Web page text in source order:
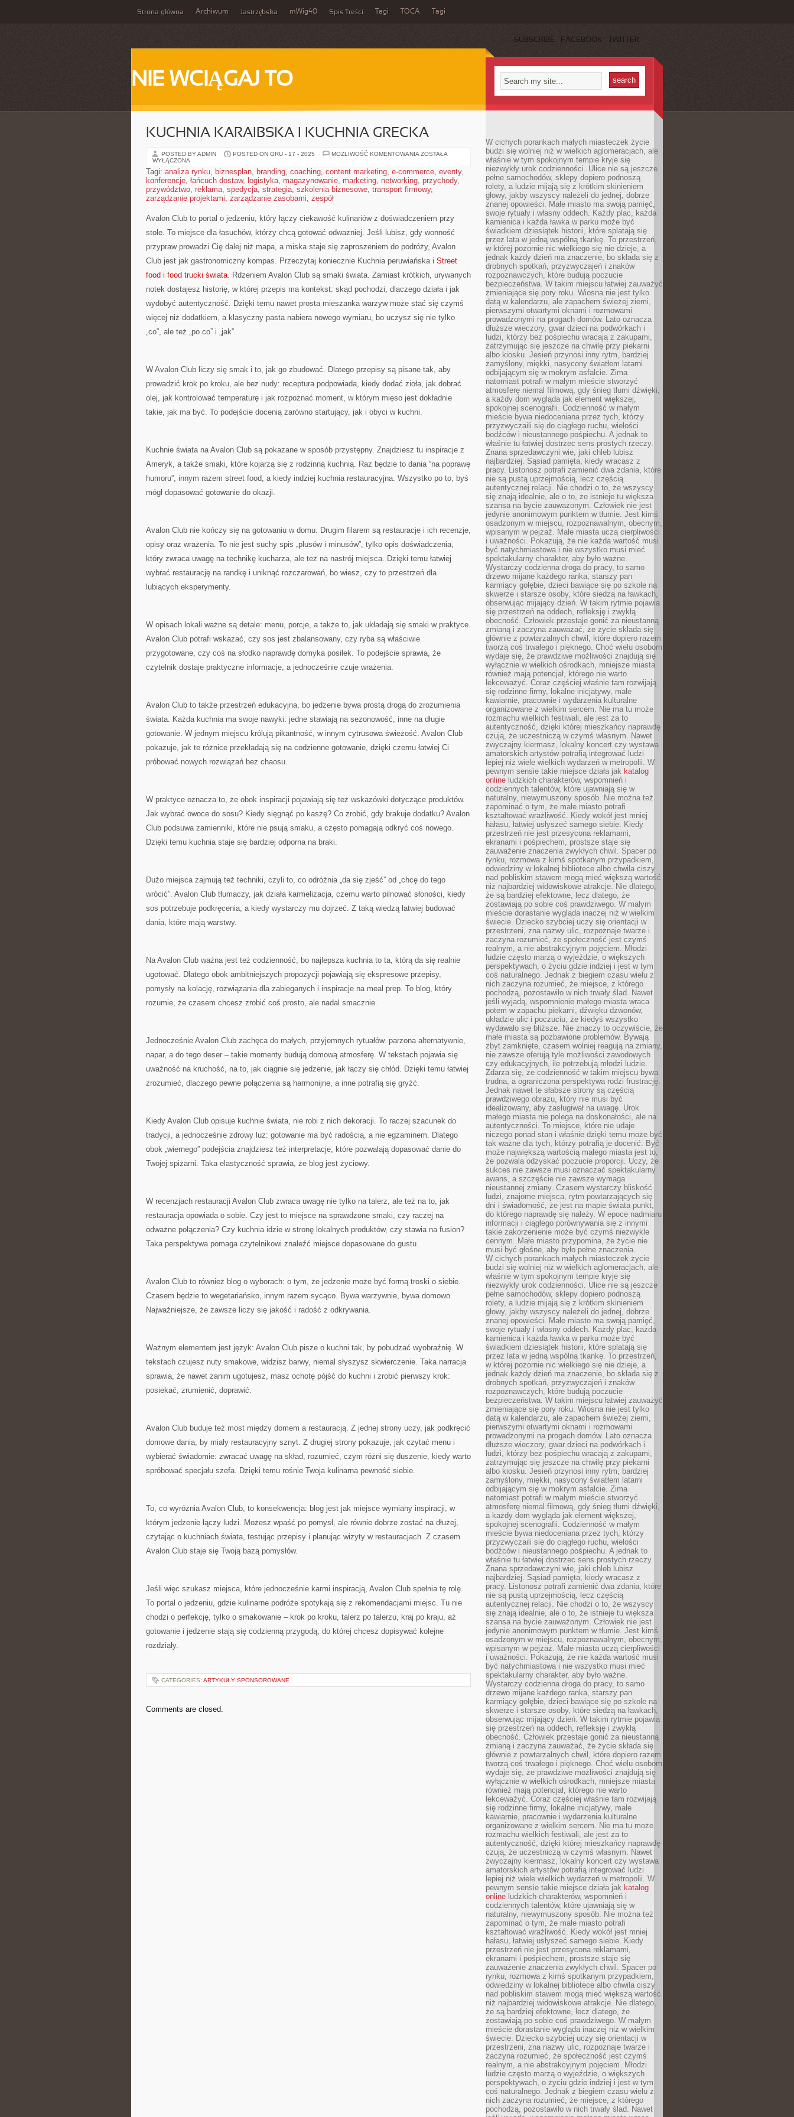
Strona główna Archiwum Jastrzębska mWig40 Spis Treści Tagi TOCA Tagi
SUBSCRIBE FACEBOOK TWITTER
NIE WCIĄGAJ TO
KUCHNIA KARAIBSKA I KUCHNIA GRECKA
POSTED BY ADMIN POSTED ON GRU - 17 - 2025 MOŻLIWOŚĆ KOMENTOWANIA KUCHNIA
KUCHNIA
GRECKA
ZOSTAŁA
WYŁĄCZONA
Tagi: analiza rynku, biznesplan, branding, coaching, content marketing, e-commerce, eventy,
konferencje, łańcuch dostaw, logistyka, magazynowanie, marketing, networking, przychody,
przywództwo, reklama, spedycja, strategia, szkolenia biznesowe, transport firmowy,
zarządzanie projektami, zarządzanie zasobami, zespół
Avalon Club to portal o jedzeniu, który łączy ciekawość kulinariów z doświadczeniem przy
stole. To miejsce dla łasuchów, którzy chcą gotować odważniej. Jeśli lubisz, gdy wonność
przypraw prowadzi Cię dalej niż mapa, a miska staje się zaproszeniem do podróży, Avalon
Club jest jak gastronomiczny kompas. Przeczytaj koniecznie Kuchnia peruwiańska i Street
food i food trucki świata. Rdzeniem Avalon Club są smaki świata. Zamiast krótkich, urywanych
notek dostajesz historię, w której przepis ma kontekst: skąd pochodzi, dlaczego działa i jak
wydobyć autentyczność. Dzięki temu nawet prosta mieszanka warzyw może stać się czymś
więcej niż dodatkiem, a klasyczny pasta nabiera nowego wymiaru, bo uczysz się nie tylko
„co”, ale też „po co” i „jak”.
W Avalon Club liczy się smak i to, jak go zbudować. Dlatego przepisy są pisane tak, aby
prowadzić krok po kroku, ale bez nudy: receptura podpowiada, kiedy dodać zioła, jak dobrać
olej, jak kontrolować temperaturę i jak rozpoznać moment, w którym mięso jest dokładnie
takie, jak ma być. To podejście docenią zarówno startujący, jak i obyci w kuchni.
Kuchnie świata na Avalon Club są pokazane w sposób przystępny. Znajdziesz tu inspiracje z
Ameryk, a także smaki, które kojarzą się z rodzinną kuchnią. Raz będzie to dania “na poprawę
humoru”, innym razem street food, a kiedy indziej kuchnia restauracyjna. Wszystko po to, byś
mógł dopasować gotowanie do okazji.
Avalon Club nie kończy się na gotowaniu w domu. Drugim filarem są restauracje i ich recenzje,
opisy oraz wrażenia. To nie jest suchy spis „plusów i minusów”, tylko opis doświadczenia,
który zwraca uwagę na technikę kucharza, ale też na nastrój miejsca. Dzięki temu łatwiej
wybrać restaurację na randkę i uniknąć rozczarowań, bo wiesz, czy to przestrzeń dla
lubiących eksperymenty.
W opisach lokali ważne są detale: menu, porcje, a także to, jak układają się smaki w praktyce.
Avalon Club potrafi wskazać, czy sos jest zbalansowany, czy ryba są właściwie
przygotowane, czy coś na słodko naprawdę domyka posiłek. To podejście sprawia, że
czytelnik dostaje praktyczne informacje, a jednocześnie czuje wrażenia.
Avalon Club to także przestrzeń edukacyjna, bo jedzenie bywa prostą drogą do zrozumienia
świata. Każda kuchnia ma swoje nawyki: jedne stawiają na sezonowość, inne na długie
gotowanie. W jednym miejscu królują pikantność, w innym cytrusowa świeżość. Avalon Club
pokazuje, jak te różnice przekładają się na codzienne gotowanie, dzięki czemu łatwiej Ci
próbować nowych rozwiązań bez chaosu.
W praktyce oznacza to, że obok inspiracji pojawiają się też wskazówki dotyczące produktów.
Jak wybrać owoce do sosu? Kiedy sięgnąć po kaszę? Co zrobić, gdy brakuje dodatku? Avalon
Club podsuwa zamienniki, które nie psują smaku, a często pomagają odkryć coś nowego.
Dzięki temu kuchnia staje się bardziej odporna na braki.
Dużo miejsca zajmują też techniki, czyli to, co odróżnia „da się zjeść” od „chcę do tego
wrócić”. Avalon Club tłumaczy, jak działa karmelizacja, czemu warto pilnować słoności, kiedy
sos potrzebuje podkręcenia, a kiedy wystarczy mu dojrzeć. Z taką wiedzą łatwiej budować
dania, które mają warstwy.
Na Avalon Club ważna jest też codzienność, bo najlepsza kuchnia to ta, którą da się realnie
ugotować. Dlatego obok ambitniejszych propozycji pojawiają się ekspresowe przepisy,
pomysły na kolację, rozwiązania dla zabieganych i inspiracje na meal prep. To blog, który
rozumie, że czasem chcesz zrobić coś prosto, ale nadal smacznie.
Jednocześnie Avalon Club zachęca do małych, przyjemnych rytuałów. parzona alternatywnie,
napar, a do tego deser – takie momenty budują domową atmosferę. W tekstach pojawia się
uważność na kruchość, na to, jak ciągnie się jedzenie, jak łączy się chłód. Dzięki temu łatwiej
zrozumieć, dlaczego pewne połączenia są harmonijne, a inne potrafią się gryźć.
Kiedy Avalon Club opisuje kuchnie świata, nie robi z nich dekoracji. To raczej szacunek do
tradycji, a jednocześnie zdrowy luz: gotowanie ma być radością, a nie egzaminem. Dlatego
obok „wiernego” podejścia znajdziesz też interpretacje, które pozwalają dopasować danie do
Twojej spiżarni. Taka elastyczność sprawia, że blog jest życiowy.
W recenzjach restauracji Avalon Club zwraca uwagę nie tylko na talerz, ale też na to, jak
restauracja opowiada o sobie. Czy jest to miejsce na sprawdzone smaki, czy raczej na
odważne połączenia? Czy kuchnia idzie w stronę lokalnych produktów, czy stawia na fusion?
Taka perspektywa pomaga czytelnikowi znaleźć miejsce dopasowane do gustu.
Avalon Club to również blog o wyborach: o tym, że jedzenie może być formą troski o siebie.
Czasem będzie to wegetariańsko, innym razem sycąco. Bywa warzywnie, bywa domowo.
Najważniejsze, że zawsze liczy się jakość i radość z odkrywania.
Ważnym elementem jest język: Avalon Club pisze o kuchni tak, by pobudzać wyobraźnię. W
tekstach czujesz nuty smakowe, widzisz barwy, niemal słyszysz skwierczenie. Taka narracja
sprawia, że nawet zanim ugotujesz, masz ochotę pójść do kuchni i zrobić pierwszy krok:
posiekać, zrumienić, doprawić.
Avalon Club buduje też most między domem a restauracją. Z jednej strony uczy, jak podkręcić
domowe dania, by miały restauracyjny sznyt. Z drugiej strony pokazuje, jak czytać menu i
wybierać świadomie: zwracać uwagę na skład, rozumieć, czym różni się duszenie, kiedy warto
spróbować specjału szefa. Dzięki temu rośnie Twoja kulinarna pewność siebie.
To, co wyróżnia Avalon Club, to konsekwencja: blog jest jak miejsce wymiany inspiracji, w
którym jedzenie łączy ludzi. Możesz wpaść po pomysł, ale równie dobrze zostać na dłużej,
czytając o kuchniach świata, testując przepisy i planując wizyty w restauracjach. Z czasem
Avalon Club staje się Twoją bazą pomysłów.
Jeśli więc szukasz miejsca, które jednocześnie karmi inspiracją, Avalon Club spełnia tę rolę.
To portal o jedzeniu, gdzie kulinarne podróże spotykają się z rekomendacjami miejsc. Tu nie
chodzi o perfekcję, tylko o smakowanie – krok po kroku, talerz po talerzu, kraj po kraju, aż
gotowanie i jedzenie stają się codzienną przygodą, do której chcesz dopisywać kolejne
rozdziały.
CATEGORIES: ARTYKUŁY SPONSOROWANE
Comments are closed.
W cichych porankach małych miasteczek życie
budzi się wolniej niż w wielkich aglomeracjach, ale
właśnie w tym spokojnym tempie kryje się
niezwykły urok codzienności. Ulice nie są jeszcze
pełne samochodów, sklepy dopiero podnoszą
rolety, a ludzie mijają się z krótkim skinieniem
głowy, jakby wszyscy należeli do jednej, dobrze
znanej opowieści. Małe miasto ma swoją pamięć,
swoje rytuały i własny oddech. Każdy plac, każda
kamienica i każda ławka w parku może być
świadkiem dziesiątek historii, które splatają się
przez lata w jedną wspólną tkankę. To przestrzeń,
w której pozornie nic wielkiego się nie dzieje, a
jednak każdy dzień ma znaczenie, bo składa się z
drobnych spotkań, przyzwyczajeń i znaków
rozpoznawczych, które budują poczucie
bezpieczeństwa. W takim miejscu łatwiej zauważyć
zmieniające się pory roku. Wiosna nie jest tylko
datą w kalendarzu, ale zapachem świeżej ziemi,
pierwszymi otwartymi oknami i rozmowami
prowadzonymi na progach domów. Lato oznacza
dłuższe wieczory, gwar dzieci na podwórkach i
ludzi, którzy bez pośpiechu wracają z zakupami,
zatrzymując się jeszcze na chwilę przy piekarni
albo kiosku. Jesień przynosi inny rytm, bardziej
zamyślony, miękki, nasycony światłem latarni
odbijającym się w mokrym asfalcie. Zima
natomiast potrafi w małym mieście stworzyć
atmosferę niemal filmową, gdy śnieg tłumi dźwięki,
a każdy dom wygląda jak element większej,
spokojnej scenografii. Codzienność w małym
mieście bywa niedoceniana przez tych, którzy
przyzwyczaili się do ciągłego ruchu, wielości
bodźców i nieustannego pośpiechu. A jednak to
właśnie tu łatwiej dostrzec sens prostych rzeczy.
Znana sprzedawczyni wie, jaki chleb lubisz
najbardziej. Sąsiad pamięta, kiedy wracasz z
pracy. Listonosz potrafi zamienić dwa zdania, które
nie są pustą uprzejmością, lecz częścią
autentycznej relacji. Nie chodzi o to, że wszyscy
się znają idealnie, ale o to, że istnieje tu większa
szansa na bycie zauważonym. Człowiek nie jest
jedynie anonimowym punktem w tłumie. Jest kimś
osadzonym w miejscu, rozpoznawalnym, obecnym,
wpisanym w pejzaż. Małe miasta uczą cierpliwości
i uważności. Pokazują, że nie każda wartość musi
być natychmiastowa i nie wszystko musi mieć
spektakularny charakter, aby było ważne.
Wystarczy codzienna droga do pracy, to samo
drzewo mijane każdego ranka, starszy pan
karmiący gołębie, dzieci bawiące się po szkole na
skwerze i starsze osoby, które siedzą na ławkach,
obserwując mijający dzień. W takim rytmie pojawia
się przestrzeń na oddech, refleksję i zwykłą
obecność. Człowiek przestaje gonić za nieustanną
zmianą i zaczyna zauważać, że życie składa się
głównie z powtarzalnych chwil, które dopiero razem
tworzą coś trwałego i pięknego. Choć wielu osobom
wydaje się, że prawdziwe możliwości znajdują się
wyłącznie w wielkich ośrodkach, mniejsze miasta
również mają potencjał, którego nie warto
lekceważyć. Coraz częściej właśnie tam rozwijają
się rodzinne firmy, lokalne inicjatywy, małe
kawiarnie, pracownie i wydarzenia kulturalne
organizowane z wielkim sercem. Nie ma tu może
rozmachu wielkich festiwali, ale jest za to
autentyczność, dzięki której mieszkańcy naprawdę
czują, że uczestniczą w czymś własnym. Nawet
zwyczajny kiermasz, lokalny koncert czy wystawa
amatorskich artystów potrafią integrować ludzi
lepiej niż wiele wielkich wydarzeń w metropolii. W
pewnym sensie takie miejsce działa jak katalog
online ludzkich charakterów, wspomnień i
codziennych talentów, które ujawniają się w
naturalny, niewymuszony sposób. Nie można też
zapominać o tym, że małe miasto potrafi
kształtować wrażliwość. Kiedy wokół jest mniej
hałasu, łatwiej usłyszeć samego siebie. Kiedy
przestrzeń nie jest przesycona reklamami,
ekranami i pośpiechem, prostsze staje się
zauważenie znaczenia zwykłych chwil. Spacer po
rynku, rozmowa z kimś spotkanym przypadkiem,
odwiedziny w lokalnej bibliotece albo chwila ciszy
nad pobliskim stawem mogą mieć większą wartość
niż najbardziej widowiskowe atrakcje. Nie dlatego,
że są bardziej efektowne, lecz dlatego, że
zostawiają po sobie coś prawdziwego. W małym
mieście dorastanie wygląda inaczej niż w wielkim
świecie. Dziecko szybciej uczy się orientacji w
przestrzeni, zna nazwy ulic, rozpoznaje twarze i
zaczyna rozumieć, że społeczność jest czymś
realnym, a nie abstrakcyjnym pojęciem. Młodzi
ludzie często marzą o wyjeździe, o większych
perspektywach, o życiu gdzie indziej i jest w tym
coś naturalnego. Jednak z biegiem czasu wielu z
nich zaczyna rozumieć, że miejsce, z którego
pochodzą, pozostawiło w nich trwały ślad. Nawet
jeśli wyjadą, wspomnienie małego miasta wraca
potem w zapachu piekarni, dźwięku dzwonów,
układzie ulic i poczuciu, że kiedyś wszystko
wydawało się bliższe. Nie znaczy to oczywiście, że
małe miasta są pozbawione problemów. Bywają
zbyt zamknięte, czasem wolniej reagują na zmiany,
nie zawsze oferują tyle możliwości zawodowych
czy edukacyjnych, ile potrzebują młodzi ludzie.
Zdarza się, że codzienność w takim miejscu bywa
trudna, a ograniczona perspektywa rodzi frustrację.
Jednak nawet te słabsze strony są częścią
prawdziwego obrazu, który nie musi być
idealizowany, aby zasługiwał na uwagę. Urok
małego miasta nie polega na doskonałości, ale na
autentyczności. To miejsce, które nie udaje
niczego ponad stan i właśnie dzięki temu może być
tak ważne dla tych, którzy potrafią je docenić. Być
może największą wartością małego miasta jest to,
że pozwala odzyskać poczucie proporcji. Uczy, że
sukces nie zawsze musi oznaczać spektakularny
awans, a szczęście nie zawsze wymaga
nieustannej zmiany. Czasem wystarczy bliskość
ludzi, znajome miejsca, rytm powtarzających się
dni i świadomość, że jest na mapie świata punkt,
do którego naprawdę się należy. W epoce nadmiaru
informacji i ciągłego porównywania się z innymi
takie zakorzenienie może być czymś niezwykle
cennym. Małe miasto przypomina, że życie nie
musi być głośne, aby było pełne znaczenia.
W cichych porankach małych miasteczek życie
budzi się wolniej niż w wielkich aglomeracjach, ale
właśnie w tym spokojnym tempie kryje się
niezwykły urok codzienności. Ulice nie są jeszcze
pełne samochodów, sklepy dopiero podnoszą
rolety, a ludzie mijają się z krótkim skinieniem
głowy, jakby wszyscy należeli do jednej, dobrze
znanej opowieści. Małe miasto ma swoją pamięć,
swoje rytuały i własny oddech. Każdy plac, każda
kamienica i każda ławka w parku może być
świadkiem dziesiątek historii, które splatają się
przez lata w jedną wspólną tkankę. To przestrzeń,
w której pozornie nic wielkiego się nie dzieje, a
jednak każdy dzień ma znaczenie, bo składa się z
drobnych spotkań, przyzwyczajeń i znaków
rozpoznawczych, które budują poczucie
bezpieczeństwa. W takim miejscu łatwiej zauważyć
zmieniające się pory roku. Wiosna nie jest tylko
datą w kalendarzu, ale zapachem świeżej ziemi,
pierwszymi otwartymi oknami i rozmowami
prowadzonymi na progach domów. Lato oznacza
dłuższe wieczory, gwar dzieci na podwórkach i
ludzi, którzy bez pośpiechu wracają z zakupami,
zatrzymując się jeszcze na chwilę przy piekarni
albo kiosku. Jesień przynosi inny rytm, bardziej
zamyślony, miękki, nasycony światłem latarni
odbijającym się w mokrym asfalcie. Zima
natomiast potrafi w małym mieście stworzyć
atmosferę niemal filmową, gdy śnieg tłumi dźwięki,
a każdy dom wygląda jak element większej,
spokojnej scenografii. Codzienność w małym
mieście bywa niedoceniana przez tych, którzy
przyzwyczaili się do ciągłego ruchu, wielości
bodźców i nieustannego pośpiechu. A jednak to
właśnie tu łatwiej dostrzec sens prostych rzeczy.
Znana sprzedawczyni wie, jaki chleb lubisz
najbardziej. Sąsiad pamięta, kiedy wracasz z
pracy. Listonosz potrafi zamienić dwa zdania, które
nie są pustą uprzejmością, lecz częścią
autentycznej relacji. Nie chodzi o to, że wszyscy
się znają idealnie, ale o to, że istnieje tu większa
szansa na bycie zauważonym. Człowiek nie jest
jedynie anonimowym punktem w tłumie. Jest kimś
osadzonym w miejscu, rozpoznawalnym, obecnym,
wpisanym w pejzaż. Małe miasta uczą cierpliwości
i uważności. Pokazują, że nie każda wartość musi
być natychmiastowa i nie wszystko musi mieć
spektakularny charakter, aby było ważne.
Wystarczy codzienna droga do pracy, to samo
drzewo mijane każdego ranka, starszy pan
karmiący gołębie, dzieci bawiące się po szkole na
skwerze i starsze osoby, które siedzą na ławkach,
obserwując mijający dzień. W takim rytmie pojawia
się przestrzeń na oddech, refleksję i zwykłą
obecność. Człowiek przestaje gonić za nieustanną
zmianą i zaczyna zauważać, że życie składa się
głównie z powtarzalnych chwil, które dopiero razem
tworzą coś trwałego i pięknego. Choć wielu osobom
wydaje się, że prawdziwe możliwości znajdują się
wyłącznie w wielkich ośrodkach, mniejsze miasta
również mają potencjał, którego nie warto
lekceważyć. Coraz częściej właśnie tam rozwijają
się rodzinne firmy, lokalne inicjatywy, małe
kawiarnie, pracownie i wydarzenia kulturalne
organizowane z wielkim sercem. Nie ma tu może
rozmachu wielkich festiwali, ale jest za to
autentyczność, dzięki której mieszkańcy naprawdę
czują, że uczestniczą w czymś własnym. Nawet
zwyczajny kiermasz, lokalny koncert czy wystawa
amatorskich artystów potrafią integrować ludzi
lepiej niż wiele wielkich wydarzeń w metropolii. W
pewnym sensie takie miejsce działa jak katalog
online ludzkich charakterów, wspomnień i
codziennych talentów, które ujawniają się w
naturalny, niewymuszony sposób. Nie można też
zapominać o tym, że małe miasto potrafi
kształtować wrażliwość. Kiedy wokół jest mniej
hałasu, łatwiej usłyszeć samego siebie. Kiedy
przestrzeń nie jest przesycona reklamami,
ekranami i pośpiechem, prostsze staje się
zauważenie znaczenia zwykłych chwil. Spacer po
rynku, rozmowa z kimś spotkanym przypadkiem,
odwiedziny w lokalnej bibliotece albo chwila ciszy
nad pobliskim stawem mogą mieć większą wartość
niż najbardziej widowiskowe atrakcje. Nie dlatego,
że są bardziej efektowne, lecz dlatego, że
zostawiają po sobie coś prawdziwego. W małym
mieście dorastanie wygląda inaczej niż w wielkim
świecie. Dziecko szybciej uczy się orientacji w
przestrzeni, zna nazwy ulic, rozpoznaje twarze i
zaczyna rozumieć, że społeczność jest czymś
realnym, a nie abstrakcyjnym pojęciem. Młodzi
ludzie często marzą o wyjeździe, o większych
perspektywach, o życiu gdzie indziej i jest w tym
coś naturalnego. Jednak z biegiem czasu wielu z
nich zaczyna rozumieć, że miejsce, z którego
pochodzą, pozostawiło w nich trwały ślad. Nawet